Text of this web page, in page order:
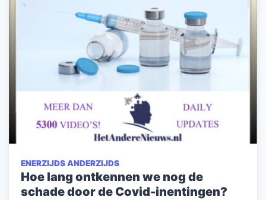
ENERZIJDS ANDERZIJDS
Hoe lang ontkennen we nog de
schade door de Covid-inentingen?